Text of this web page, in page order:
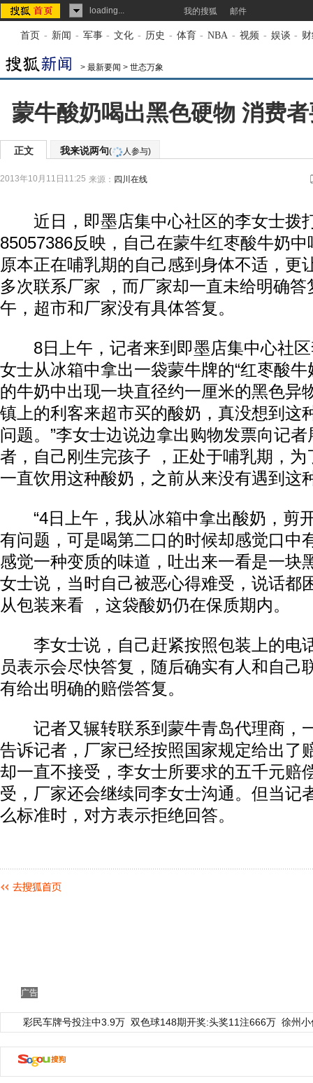
loading... 我的搜狐 邮件
首页 - 新闻 - 军事 - 文化 - 历史 - 体育 - NBA - 视频 - 娱谈 -
> 最新要闻 > 世态万象
蒙牛酸奶喝出黑色硬物 消费
正文 我来说两句( 人参与)
2013年10月11日11:25 来源： 四川在线
近日，即墨店集中心社区的李女士拨
85057386反映，自己在蒙牛红枣酸牛奶
原本正在哺乳期的自己感到身体不适，更
多次联系厂家 ，而厂家却一直未给明确答
午，超市和厂家没有具体答复。
8日上午，记者来到即墨店集中心社区
女士从冰箱中拿出一袋蒙牛牌的“红枣酸牛
的牛奶中出现一块直径约一厘米的黑色异
镇上的利客来超市买的酸奶，真没想到这
问题。”李女士边说边拿出购物发票向记
者，自己刚生完孩子 ，正处于哺乳期，为
一直饮用这种酸奶，之前从来没有遇到这
“4日上午，我从冰箱中拿出酸奶，剪
有问题，可是喝第二口的时候却感觉口中
感觉一种变质的味道，吐出来一看是一块
女士说，当时自己被恶心得难受，说话都
从包装来看 ，这袋酸奶仍在保质期内。
李女士说，自己赶紧按照包装上的电
员表示会尽快答复，随后确实有人和自己
有给出明确的赔偿答复。
记者又辗转联系到蒙牛青岛代理商，
告诉记者，厂家已经按照国家规定给出了
却一直不接受，李女士所要求的五千元赔
受，厂家还会继续同李女士沟通。但当记
么标准时，对方表示拒绝回答。
广告
彩民车牌号投注中3.9万 双色球148期开奖:头奖11注666万 徐州